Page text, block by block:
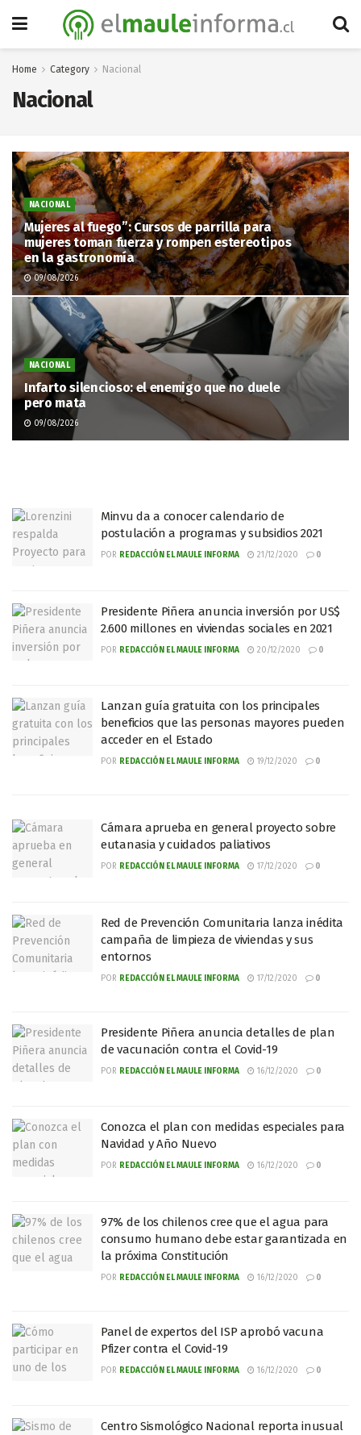
Home Category Nacional
Nacional
NACIONAL
Mujeres al fuego”: Cursos de parrilla para
mujeres toman fuerza y rompen estereotipos
en la gastronomía
09/08/2026
NACIONAL
Infarto silencioso: el enemigo que no duele
pero mata
09/08/2026
Minvu da a conocer calendario de
postulación a programas y subsidios 2021
POR REDACCIÓN EL MAULE INFORMA 21/12/2020 0
Presidente Piñera anuncia inversión por US$
2.600 millones en viviendas sociales en 2021
POR REDACCIÓN EL MAULE INFORMA 20/12/2020 0
Lanzan guía gratuita con los principales
beneficios que las personas mayores pueden
acceder en el Estado
POR REDACCIÓN EL MAULE INFORMA 19/12/2020 0
Cámara aprueba en general proyecto sobre
eutanasia y cuidados paliativos
POR REDACCIÓN EL MAULE INFORMA 17/12/2020 0
Red de Prevención Comunitaria lanza inédita
campaña de limpieza de viviendas y sus
entornos
POR REDACCIÓN EL MAULE INFORMA 17/12/2020 0
Presidente Piñera anuncia detalles de plan
de vacunación contra el Covid-19
POR REDACCIÓN EL MAULE INFORMA 16/12/2020 0
Conozca el plan con medidas especiales para
Navidad y Año Nuevo
POR REDACCIÓN EL MAULE INFORMA 16/12/2020 0
97% de los chilenos cree que el agua para
consumo humano debe estar garantizada en
la próxima Constitución
POR REDACCIÓN EL MAULE INFORMA 16/12/2020 0
Panel de expertos del ISP aprobó vacuna
Pfizer contra el Covid-19
POR REDACCIÓN EL MAULE INFORMA 16/12/2020 0
Centro Sismológico Nacional reporta inusual